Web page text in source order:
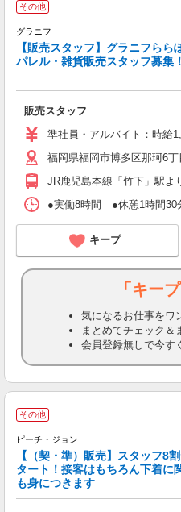
その他
グラニフ
【販売スタッフ】グラニフら
パレル・雑貨販売スタッフ募集
販売スタッフ
準社員・アルバイト：時給
福岡県福岡市博多区那珂6
JR鹿児島本線「竹下」駅よ
●実働8時間 ●休憩1時間30
キープ
「キー
気になるお仕事をワ
まとめてチェック＆
会員登録無しで今す
その他
ピーチ・ジョン
【（契・準）販売】スタッフ8
タート！接客はもちろん下着に
も身につきます